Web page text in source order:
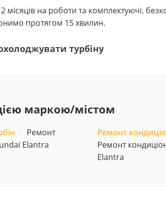
місяців на роботи та комплектуючі.
протягом 15 хвилин.
турбіну
маркою/містом
· Ремонт
Elantra
Ремонт
Ремонт
Elantra